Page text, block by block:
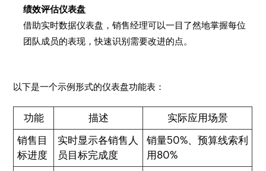
绩效评估仪表盘
借助实时数据仪表盘，销售经理可以一目了然地掌握每位
团队成员的表现，快速识别需要改进的点。
以下是一个示例形式的仪表盘功能表：
功能 描述
实际应用场景
销售目
标进度
实时显示各销售人
员目标完成度
销量50%、预算线索利
用80%